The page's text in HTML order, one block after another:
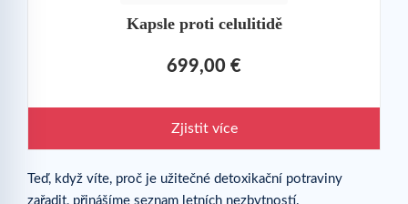
Kapsle proti celulitidě
699,00 €
Zjistit více
Teď, když víte, proč je užitečné detoxikační potraviny
zařadit, přinášíme seznam letních nezbytností.